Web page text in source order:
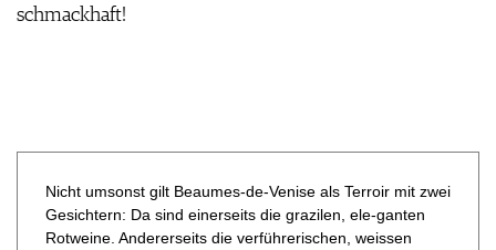
schmackhaft!
Nicht umsonst gilt Beaumes-de-Venise als Terroir mit zwei
Gesichtern: Da sind einerseits die grazilen, ele-ganten
Rotweine. Andererseits die verführerischen, weissen